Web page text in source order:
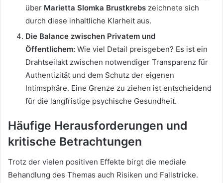
über Marietta Slomka Brustkrebs zeichnete sich
durch diese inhaltliche Klarheit aus.
Die Balance zwischen Privatem und
Öffentlichem: Wie viel Detail preisgeben? Es ist ein
Drahtseilakt zwischen notwendiger Transparenz für
Authentizität und dem Schutz der eigenen
Intimsphäre. Eine Grenze zu ziehen ist entscheidend
für die langfristige psychische Gesundheit.
Häufige Herausforderungen und
kritische Betrachtungen
Trotz der vielen positiven Effekte birgt die mediale
Behandlung des Themas auch Risiken und Fallstricke.